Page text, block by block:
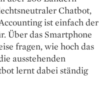
Chatbot,
ist einfach der
Über das Smartphone
fragen, wie hoch das
ausstehenden
lernt dabei ständig